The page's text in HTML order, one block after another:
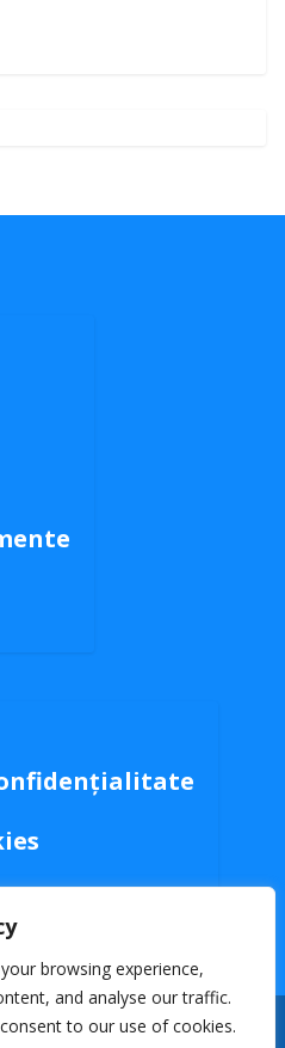
browsing experience,
and analyse our traffic.
to our use of cookies.